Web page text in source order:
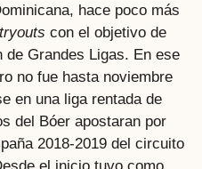
hace poco más
tryouts con el objetivo de
Grandes Ligas. En ese
no fue hasta noviembre
en una liga rentada de
del Bóer apostaran por
2018-2019 del circuito